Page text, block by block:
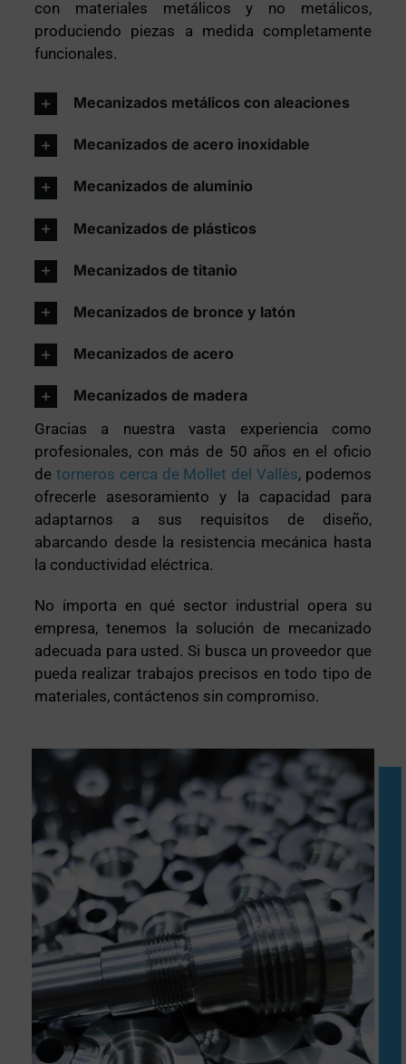
con materiales metálicos y no metálicos,
produciendo piezas a medida completamente
funcionales.
Mecanizados metálicos con aleaciones
Mecanizados de acero inoxidable
Mecanizados de aluminio
Mecanizados de plásticos
Mecanizados de titanio
Mecanizados de bronce y latón
Mecanizados de acero
Mecanizados de madera
Gracias a nuestra vasta experiencia como
profesionales, con más de 50 años en el oficio
de torneros cerca de Mollet del Vallès, podemos
ofrecerle asesoramiento y la capacidad para
adaptarnos a sus requisitos de diseño,
abarcando desde la resistencia mecánica hasta
la conductividad eléctrica.
No importa en qué sector industrial opera su
empresa, tenemos la solución de mecanizado
adecuada para usted. Si busca un proveedor que
pueda realizar trabajos precisos en todo tipo de
materiales, contáctenos sin compromiso.